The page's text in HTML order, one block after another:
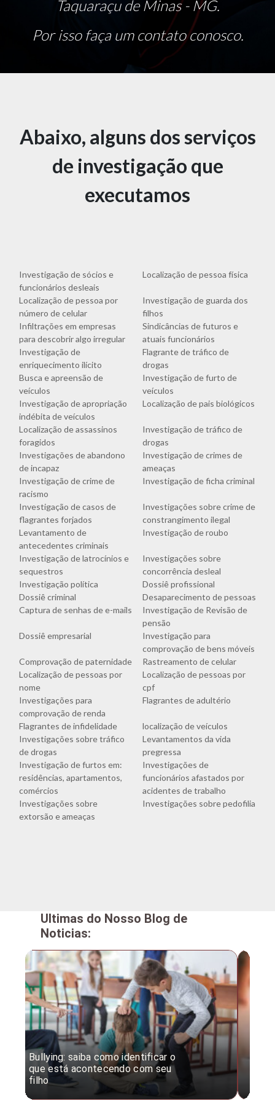
Taquaraçu de Minas - MG.
Por isso faça um contato conosco.
Abaixo, alguns dos serviços
de investigação que
executamos
Investigação de sócios e
funcionários desleais
Localização de pessoa física
Localização de pessoa por
número de celular
Investigação de guarda dos
filhos
Infiltrações em empresas
para descobrir algo irregular
Sindicâncias de futuros e
atuais funcionários
Investigação de
enriquecimento ilícito
Flagrante de tráfico de
drogas
Busca e apreensão de
veículos
Investigação de furto de
veículos
Investigação de apropriação
indébita de veículos
Localização de pais biológicos
Localização de assassinos
foragidos
Investigação de tráfico de
drogas
Investigações de abandono
de incapaz
Investigação de crimes de
ameaças
Investigação de crime de
racismo
Investigação de ficha criminal
Investigação de casos de
flagrantes forjados
Investigações sobre crime de
constrangimento ilegal
Levantamento de
antecedentes criminais
Investigação de roubo
Investigação de latrocínios e
sequestros
Investigações sobre
concorrência desleal
Investigação política
Dossiê profissional
Dossiê criminal
Desaparecimento de pessoas
Captura de senhas de e-mails
Investigação de Revisão de
pensão
Dossiê empresarial
Investigação para
comprovação de bens móveis
Comprovação de paternidade
Rastreamento de celular
Localização de pessoas por
nome
Localização de pessoas por
cpf
Investigações para
comprovação de renda
Flagrantes de adultério
Flagrantes de infidelidade
localização de veículos
Investigações sobre tráfico
de drogas
Levantamentos da vida
pregressa
Investigação de furtos em:
residências, apartamentos,
comércios
Investigações de
funcionários afastados por
acidentes de trabalho
Investigações sobre
extorsão e ameaças
Investigações sobre pedofilia
Ultimas do Nosso Blog de
Noticias:
Bullying: saiba como identificar o
que está acontecendo com seu
filho